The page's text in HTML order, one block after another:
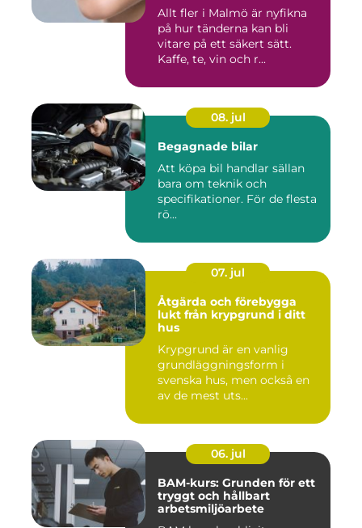
Allt fler i Malmö är nyfikna
på hur tänderna kan bli
vitare på ett säkert sätt.
Kaffe, te, vin och r...
08. jul
Begagnade bilar
Att köpa bil handlar sällan
bara om teknik och
specifikationer. För de flesta
rö...
07. jul
Åtgärda och förebygga
lukt från krypgrund i ditt
hus
Krypgrund är en vanlig
grundläggningsform i
svenska hus, men också en
av de mest uts...
06. jul
BAM-kurs: Grunden för ett
tryggt och hållbart
arbetsmiljöarbete